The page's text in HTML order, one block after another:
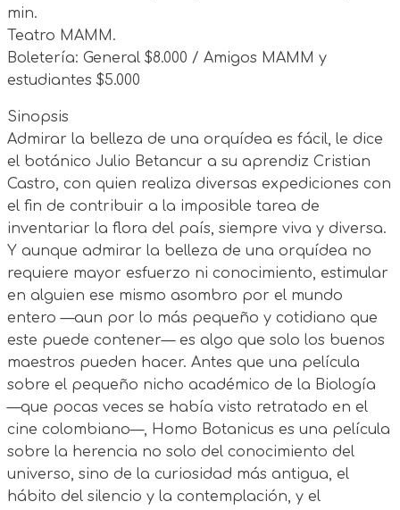
min.
Teatro MAMM.
Boletería: General $8.000 / Amigos MAMM y
estudiantes $5.000
Sinopsis
Admirar la belleza de una orquídea es fácil, le dice
el botánico Julio Betancur a su aprendiz Cristian
Castro, con quien realiza diversas expediciones con
el fin de contribuir a la imposible tarea de
inventariar la flora del país, siempre viva y diversa.
Y aunque admirar la belleza de una orquídea no
requiere mayor esfuerzo ni conocimiento, estimular
en alguien ese mismo asombro por el mundo
entero —aun por lo más pequeño y cotidiano que
este puede contener— es algo que solo los buenos
maestros pueden hacer. Antes que una película
sobre el pequeño nicho académico de la Biología
—que pocas veces se había visto retratado en el
cine colombiano—, Homo Botanicus es una película
sobre la herencia no solo del conocimiento del
universo, sino de la curiosidad más antigua, el
hábito del silencio y la contemplación, y el